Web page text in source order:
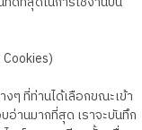
ๆ ที่ท่านได้เลือกขณะเข้า
อ่านมากที่สุด เราจะบันทึก